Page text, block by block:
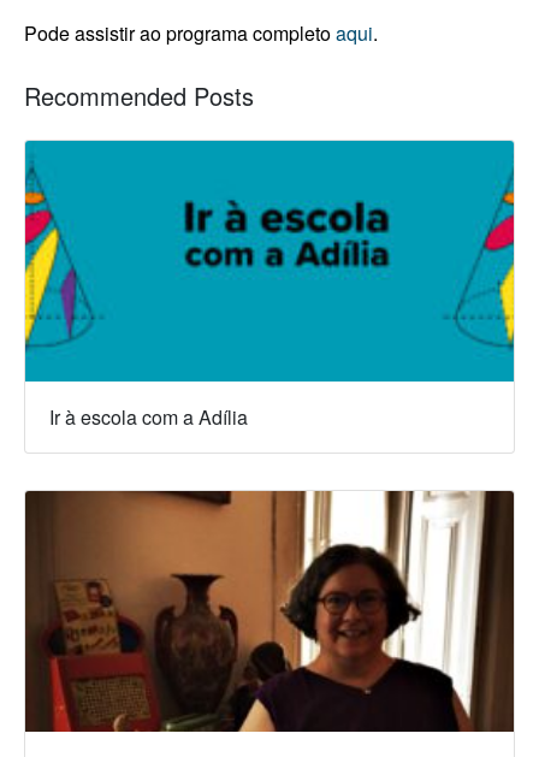
Pode assistir ao programa completoaqui.
Recommended Posts
Ir à escola com a Adília